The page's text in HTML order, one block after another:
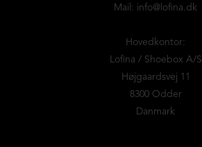
Mail: info@lofina.dk
Hovedkontor:
Lofina / Shoebox A/S
Højgaardsvej 11
8300 Odder
Danmark